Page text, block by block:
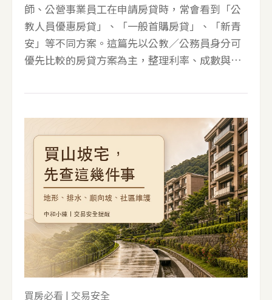
師、公營事業員工在申請房貸時，常會看到「公
教人員優惠房貸」、「一般首購房貸」、「新青
安」等不同方案。這篇先以公教／公務員身分可
優先比較的房貸方案為主，整理利率、成數與年
以下整理公開官網可查到的資訊，作為初步比
當日公告與實際審核為準。 銀行／方案 利率 成
數與年限 全國農業金庫 公教人員房屋優惠貸款
2.185% 起 購屋最高 8 成；無自用住宅最高 8.5
成。 購屋最長 30 年；修繕最長 20 年。 彰化銀行
公教人員房屋貸款 依個案條件核定 依銀行鑑價核
定。 購屋最長 30 年，寬限期最長 5 年。 台新銀
行 公教巢好貸 2.185% 寬限期最長 5 年；貸款期
間最長 30 年。 可貸成數仍依鑑價、
買房必看 | 交易安全